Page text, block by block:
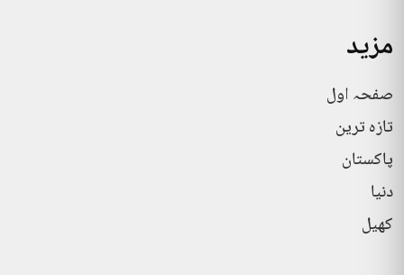
مزید
صفحہ اول
تازہ ترین
پاکستان
دنیا
کھیل